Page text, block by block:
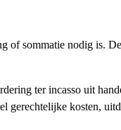
of sommatie nodig is.
ter incasso uit
gerechtelijke kosten,